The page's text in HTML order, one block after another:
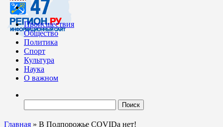
Происшествия
Общество
Политика
Спорт
Культура
Наука
О важном
Главная » В Подпорожье COVIDa нет!